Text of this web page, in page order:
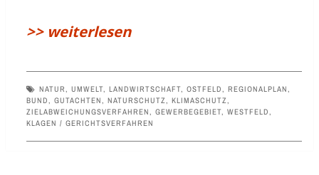
>> weiterlesen
NATUR, UMWELT, LANDWIRTSCHAFT, OSTFELD, REGIONALPLAN,
BUND, GUTACHTEN, NATURSCHUTZ, KLIMASCHUTZ,
ZIELABWEICHUNGSVERFAHREN, GEWERBEGEBIET, WESTFELD,
KLAGEN / GERICHTSVERFAHREN